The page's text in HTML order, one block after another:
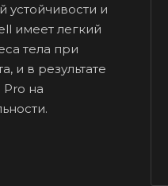
устойчивости и
имеет легкий
тела при
и в результате
Pro на